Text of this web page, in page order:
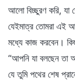
আলো বিচ্ছুরণ করি, যা
যেইমাত্র তোমরা এই
মধ্যে কাজ করবেন।
“আপনি যা বলছেন তা
যে তুমি পথের শেষ